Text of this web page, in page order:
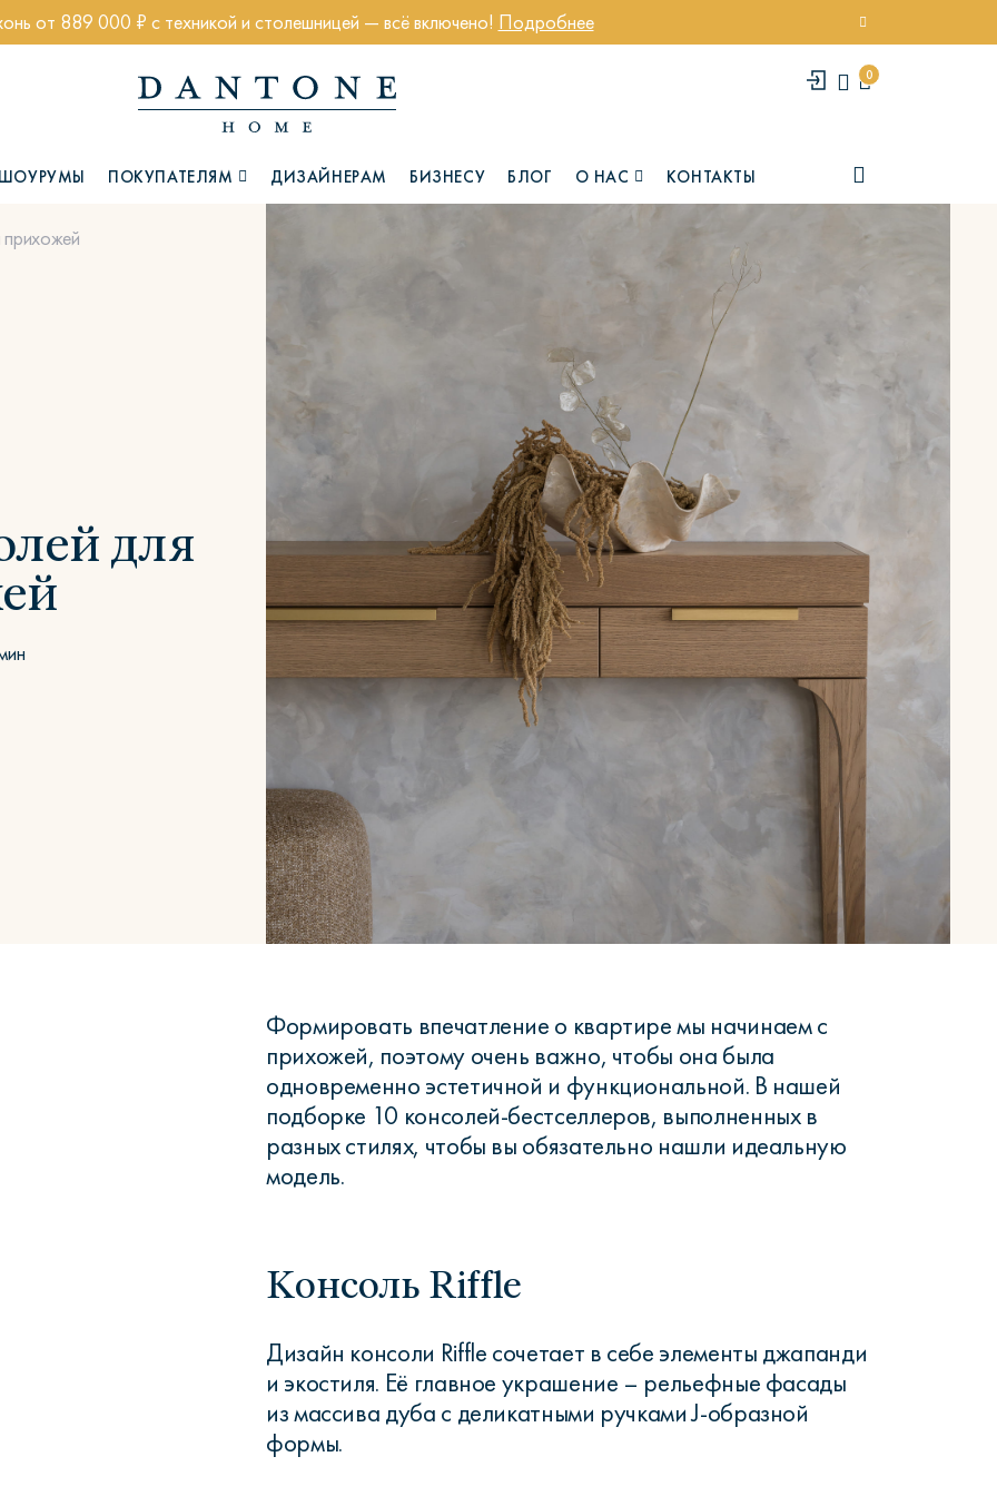
от 889 000 ₽ с техникой и столешницей — всё включено! Подробнее
0
ПОКУПАТЕЛЯМ ДИЗАЙНЕРАМ БИЗНЕСУ БЛОГ О НАС КОНТАКТЫ
Хэмптон Челси Юми
Джей Брутал22 Аптаун
Брутал
для
Формировать впечатление о квартире мы начинаем с
прихожей, поэтому очень важно, чтобы она была
одновременно эстетичной и функциональной. В нашей
подборке 10 консолей-бестселлеров, выполненных в
разных стилях, чтобы вы обязательно нашли идеальную
модель.
Консоль Riffle
Дизайн консоли Riffle сочетает в себе элементы джапанди
и экостиля. Её главное украшение – рельефные фасады
из массива дуба с деликатными ручками J-образной
формы.